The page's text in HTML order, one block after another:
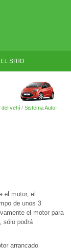
SITIO
del vehí / Sistema Auto-
el motor, el
de unos 3
el motor para
sólo podrá
arrancado